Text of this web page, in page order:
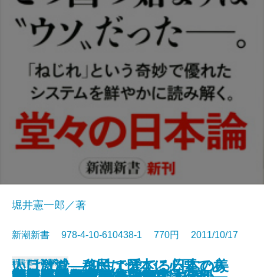
いけばな―知性で愛でる日本の美
堀井憲一郎／著
新潮新書 978-4-10-610438-1 770円 2011/10/17
新書電子書籍あり
人口激減―移民は日本に必要であ